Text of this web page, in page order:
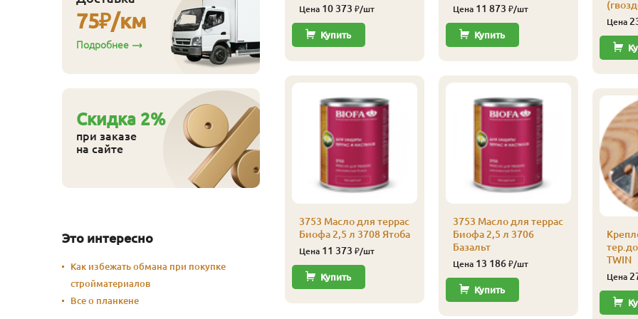
Купить
Цена 10 373 ₽/шт
Купить
3753 Масло для террас
Биофа 2,5 л 3708 Ятоба
Цена 11 373 ₽/шт
Купить
Цена 11 873 ₽/шт
Купить
3753 Масло для террас
Биофа 2,5 л 3706
Базальт
Цена 13 186₽/шт
Купить
Цена
TWIN
Цена
75₽/км
Подробнее
Cкидка 2%
при заказе
на сайте
Это интересно
Как избежать обмана при покупке
стройматериалов
Все о планкене